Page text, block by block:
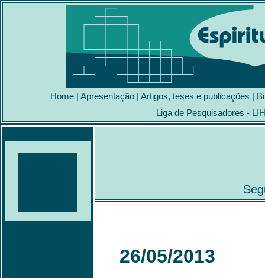
Home | Apresentação | Artigos, teses e publicações |
Liga de Pesquisadores -
26/05/2013